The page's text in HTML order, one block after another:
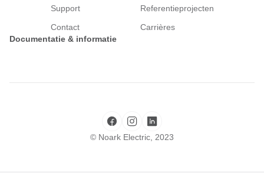
Support
Contact
Referentieprojecten
Carrières
Documentatie & informatie
© Noark Electric, 2023